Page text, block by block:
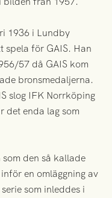
1936 i Lundby
spela för GAIS. Han
57 då GAIS kom
bronsmedaljerna.
slog IFK Norrköping
det enda lag som
den så kallade
en omläggning av
som inleddes i